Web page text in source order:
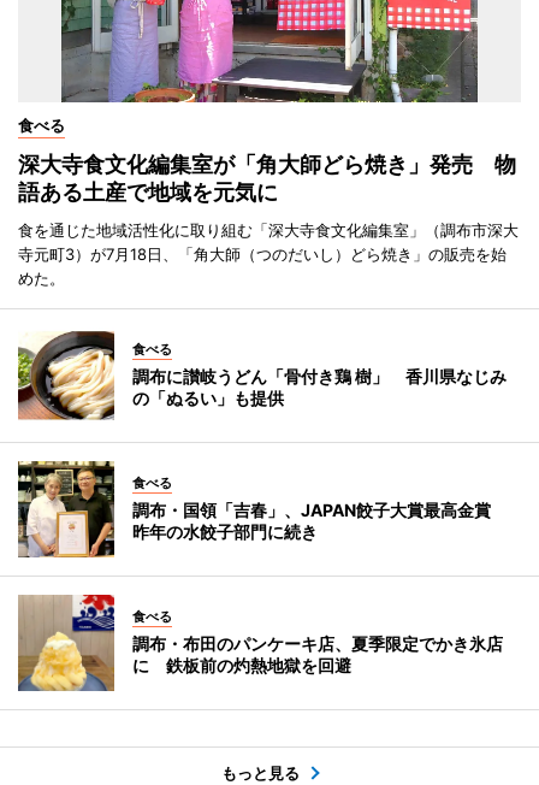
食べる
深大寺食文化編集室が「角大師どら焼き」発売 物
語ある土産で地域を元気に
食を通じた地域活性化に取り組む「深大寺食文化編集室」（調布市深大
寺元町3）が7月18日、「角大師（つのだいし）どら焼き」の販売を始
めた。
食べる
調布に讃岐うどん「骨付き鶏 樹」 香川県なじみ
の「ぬるい」も提供
食べる
調布・国領「吉春」、JAPAN餃子大賞最高金賞
昨年の水餃子部門に続き
食べる
調布・布田のパンケーキ店、夏季限定でかき氷店
に 鉄板前の灼熱地獄を回避
もっと見る